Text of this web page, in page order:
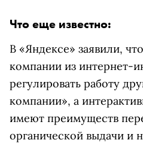
Что еще известно:
В «Яндексе» заявили,
компании из интернет-
регулировать работу
компании», а
имеют преимуществ
органической выдачи и